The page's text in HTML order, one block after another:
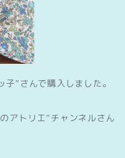
”さんで購入しました。
アトリエ”チャンネルさん